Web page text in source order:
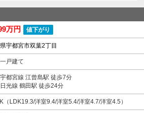
万円 値下がり
宇都宮市双葉2丁目
戸建て
都宮線 江曾島駅 徒歩7分
日光線 鶴田駅 徒歩24分
（LDK19.3/洋室9.4/洋室5.4/洋室4.7/洋室4.5）